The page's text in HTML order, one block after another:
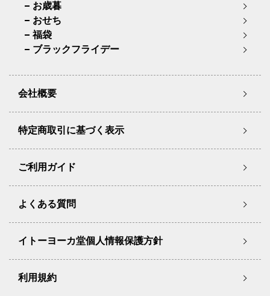
お歳暮
おせち
福袋
ブラックフライデー
会社概要
特定商取引に基づく表示
ご利用ガイド
よくある質問
イトーヨーカ堂個人情報保護方針
利用規約